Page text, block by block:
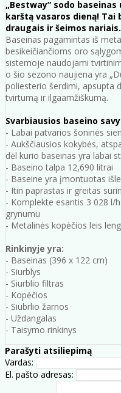
„Bestway“ sodo
karštą vasaros dieną! Tai
draugais ir šeimos nariais.
Baseinas pagamintas iš
besikeičiančioms oro
sistemoje naudojami
o šio sezono naujiena yra
poliesterio šerdimi, apsupta
tvirtumą ir ilgaamžiškumą.
Svarbiausios baseino
- Labai patvarios šoninės
- Aukščiausios kokybės,
dėl kurio baseinas yra labai
- Baseino talpa 12,690 litrai
- Baseine yra įmontuotas
- Itin paprastas ir greitas
- Komplekte esantis 3 028 l/
grynumu
- Metalinės kopėčios leis
Rinkinyje yra:
- Baseinas (396 x 122 cm)
- Siurblys
- Siurblio filtras
- Kopėčios
- Siubrlio žarnos
- Uždangalas
- Taisymo rinkinys
Parašyti atsiliepimą
Vardas:
El. pašto adresas: